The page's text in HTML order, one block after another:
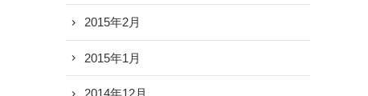
2015年2月
2015年1月